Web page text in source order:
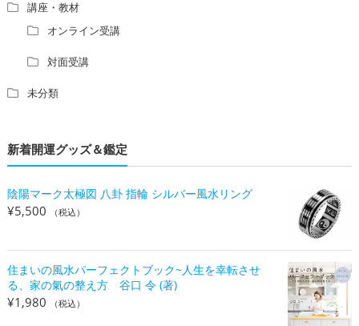
講座・教材
オンライン受講
対面受講
未分類
新着開運グッズ＆鑑定
陰陽マーク太極図 八卦 指輪 シルバー風水リング
¥5,500 （税込）
住まいの風水パーフェクトブック~人生を幸転させ
る、家の氣の整え方 谷口 令 (著)
¥1,980 （税込）